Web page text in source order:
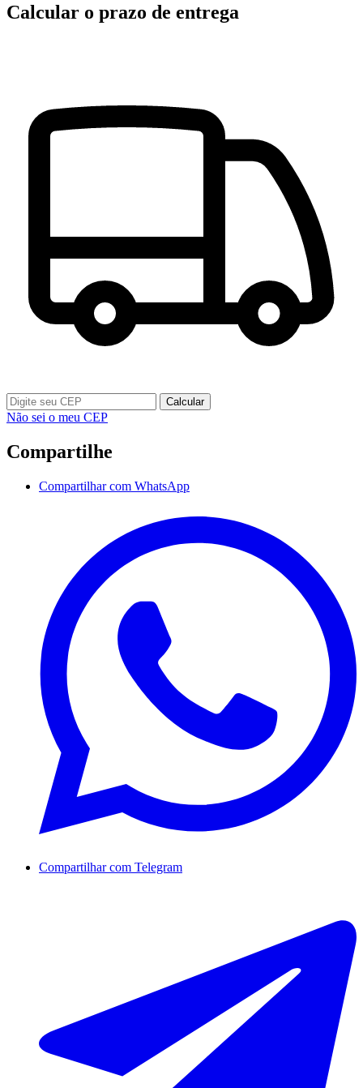
Calcular o prazo de entrega
Calcular
Não sei o meu CEP
Compartilhe
Compartilhar com WhatsApp
Compartilhar com Telegram